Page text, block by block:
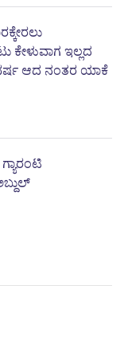
ಇಲ್ಲದ
ಆದ ನಂತರ ಯಾಕೆ